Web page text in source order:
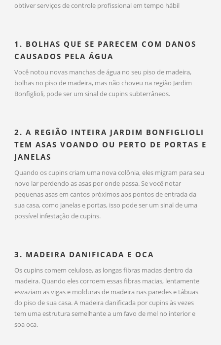
obtiver serviços de controle profissional em tempo hábil
1. BOLHAS QUE SE PARECEM COM DANOS
CAUSADOS PELA ÁGUA
Você notou novas manchas de água no seu piso de madeira,
bolhas no piso de madeira, mas não choveu na região Jardim
Bonfiglioli, pode ser um sinal de cupins subterrâneos.
2. A REGIÃO INTEIRA JARDIM BONFIGLIOLI
TEM ASAS VOANDO OU PERTO DE PORTAS E
JANELAS
Quando os cupins criam uma nova colônia, eles migram para seu
novo lar perdendo as asas por onde passa. Se você notar
pequenas asas em cantos próximos aos pontos de entrada da
sua casa, como janelas e portas, isso pode ser um sinal de uma
possível infestação de cupins.
3. MADEIRA DANIFICADA E OCA
Os cupins comem celulose, as longas fibras macias dentro da
madeira. Quando eles corroem essas fibras macias, lentamente
esvaziam as vigas e molduras de madeira nas paredes e tábuas
do piso de sua casa. A madeira danificada por cupins às vezes
tem uma estrutura semelhante a um favo de mel no interior e
soa oca.